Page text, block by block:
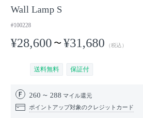
Wall Lamp S
#100228
¥28,600 〜 ¥31,680 （税込）
送料無料 保証付
260 288 マイル還元
ポイントアップ対象のクレジットカード